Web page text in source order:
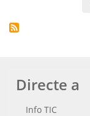
Directe a
Info TIC